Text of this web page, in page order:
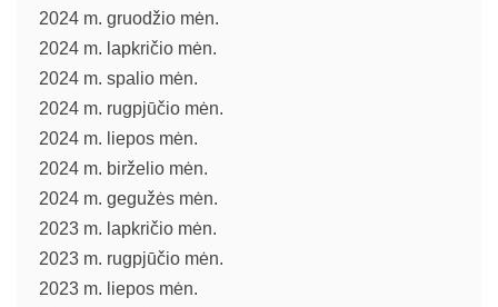
2024 m. gruodžio mėn.
2024 m. lapkričio mėn.
2024 m. spalio mėn.
2024 m. rugpjūčio mėn.
2024 m. liepos mėn.
2024 m. birželio mėn.
2024 m. gegužės mėn.
2023 m. lapkričio mėn.
2023 m. rugpjūčio mėn.
2023 m. liepos mėn.